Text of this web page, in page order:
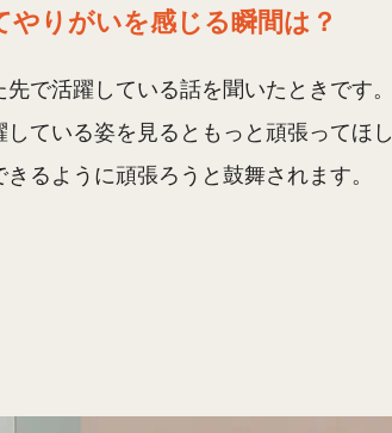
やりがいを感じる瞬間は？
で活躍している話を聞いたときです。
ている姿を見るともっと頑張ってほし
るように頑張ろうと鼓舞されます。